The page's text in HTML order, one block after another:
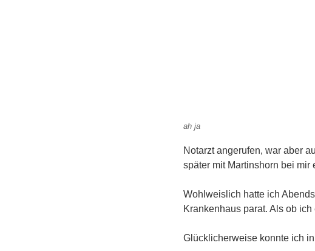
ah ja
Notarzt angerufen, war aber
später mit Martinshorn bei mir
Wohlweislich hatte ich
Krankenhaus parat. Als ob
Glücklicherweise konnte ich